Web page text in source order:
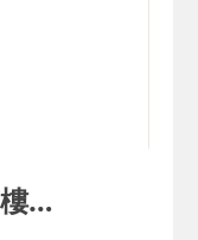
左營｜近左營高鐵｜高樓景觀2房｜衛浴開窗｜誠